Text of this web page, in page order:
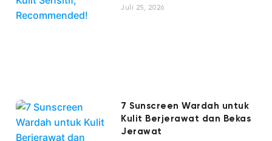
Juli 25, 2026
7 Sunscreen Wardah untuk
Kulit Berjerawat dan Bekas
Jerawat